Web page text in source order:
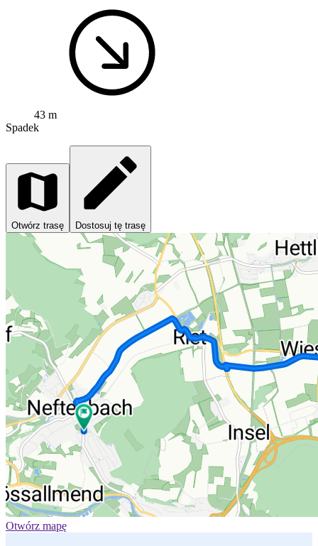
43 m
Spadek
Otwórz trasę Dostosuj tę trasę
Otwórz mapę